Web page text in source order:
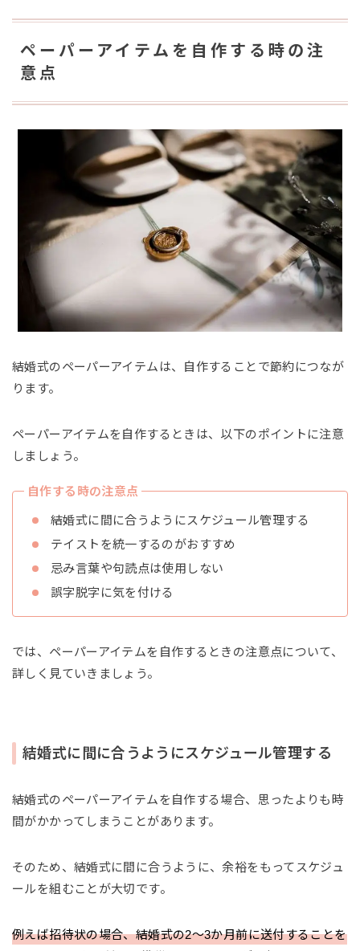
ペーパーアイテムを自作する時の注
意点
結婚式のペーパーアイテムは、自作することで節約につなが
ります。
ペーパーアイテムを自作するときは、以下のポイントに注意
しましょう。
自作する時の注意点
結婚式に間に合うようにスケジュール管理する
テイストを統一するのがおすすめ
忌み言葉や句読点は使用しない
誤字脱字に気を付ける
では、ペーパーアイテムを自作するときの注意点について、
詳しく見ていきましょう。
結婚式に間に合うようにスケジュール管理する
結婚式のペーパーアイテムを自作する場合、思ったよりも時
間がかかってしまうことがあります。
そのため、結婚式に間に合うように、余裕をもってスケジュ
ールを組むことが大切です。
例えば招待状の場合、結婚式の2〜3か月前に送付することを